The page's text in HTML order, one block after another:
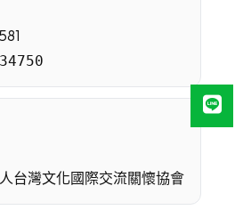
台灣文化國際交流關懷協會